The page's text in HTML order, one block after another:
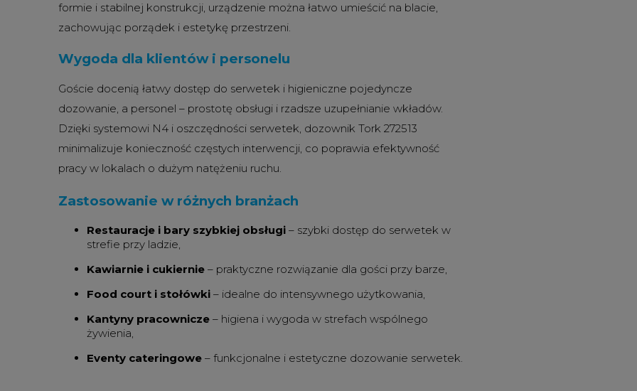
formie i stabilnej konstrukcji, urządzenie można łatwo umieścić na blacie,
zachowując porządek i estetykę przestrzeni.
Wygoda dla klientów i personelu
Goście docenią łatwy dostęp do serwetek i higieniczne pojedyncze
dozowanie, a personel – prostotę obsługi i rzadsze uzupełnianie wkładów.
Dzięki systemowi N4 i oszczędności serwetek, dozownik Tork 272513
minimalizuje konieczność częstych interwencji, co poprawia efektywność
pracy w lokalach o dużym natężeniu ruchu.
Zastosowanie w różnych branżach
Restauracje i bary szybkiej obsługi – szybki dostęp do serwetek w
strefie przy ladzie,
Kawiarnie i cukiernie – praktyczne rozwiązanie dla gości przy barze,
Food court i stołówki – idealne do intensywnego użytkowania,
Kantyny pracownicze – higiena i wygoda w strefach wspólnego
żywienia,
Eventy cateringowe – funkcjonalne i estetyczne dozowanie serwetek.